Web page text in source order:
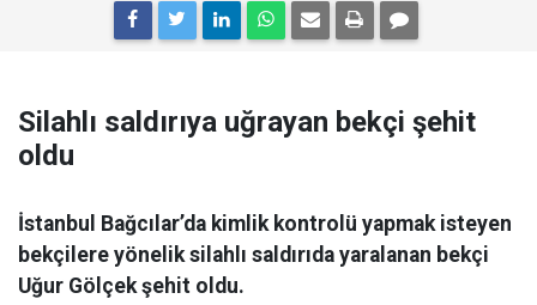
Silahlı saldırıya uğrayan bekçi şehit
oldu
İstanbul Bağcılar’da kimlik kontrolü yapmak isteyen
bekçilere yönelik silahlı saldırıda yaralanan bekçi
Uğur Gölçek şehit oldu.